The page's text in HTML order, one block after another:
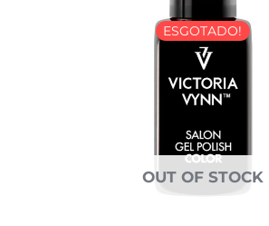
ESGOTADO!
OUT OF STOCK